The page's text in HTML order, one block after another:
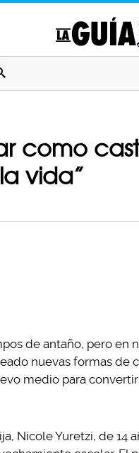
como
vida”
de antaño, pero en
nuevas formas de
medio para
Nicole Yuretzi, de 14